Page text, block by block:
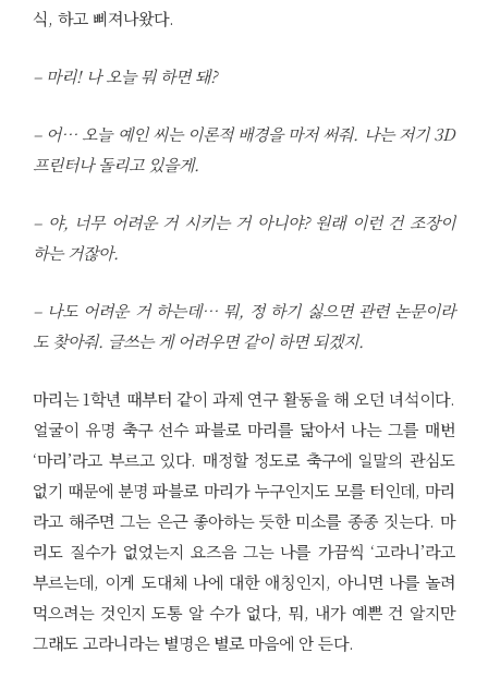
식, 하고 삐져나왔다.
– 마리! 나 오늘 뭐 하면 돼?
– 어… 오늘 예인 씨는 이론적 배경을 마저 써줘. 나는 저기 3D
프린터나 돌리고 있을게.
– 야, 너무 어려운 거 시키는 거 아니야? 원래 이런 건 조장이
하는 거잖아.
– 나도 어려운 거 하는데… 뭐, 정 하기 싫으면 관련 논문이라
도 찾아줘. 글쓰는 게 어려우면 같이 하면 되겠지.
마리는 1학년 때부터 같이 과제 연구 활동을 해 오던 녀석이다.
얼굴이 유명 축구 선수 파블로 마리를 닮아서 나는 그를 매번
‘마리’라고 부르고 있다. 매정할 정도로 축구에 일말의 관심도
없기 때문에 분명 파블로 마리가 누구인지도 모를 터인데, 마리
라고 해주면 그는 은근 좋아하는 듯한 미소를 종종 짓는다. 마
리도 질수가 없었는지 요즈음 그는 나를 가끔씩 ‘고라니’라고
부르는데, 이게 도대체 나에 대한 애칭인지, 아니면 나를 놀려
먹으려는 것인지 도통 알 수가 없다, 뭐, 내가 예쁜 건 알지만
그래도 고라니라는 별명은 별로 마음에 안 든다.